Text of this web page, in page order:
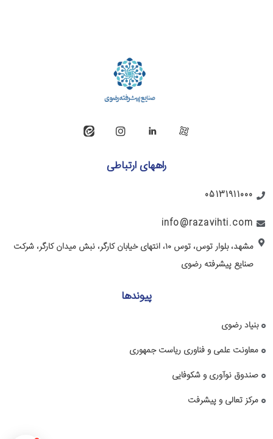
راههای ارتباطی
05131911000
info@razavihti.com
مشهد، بلوار توس، توس ۱۰، انتهای خیابان کارگر، نبش میدان کارگر، شرکت
صنایع پیشرفته رضوی
پیوندها
بنیاد رضوی
معاونت علمی و فناوری ریاست جمهوری
صندوق نوآوری و شکوفایی
مرکز تعالی و پیشرفت